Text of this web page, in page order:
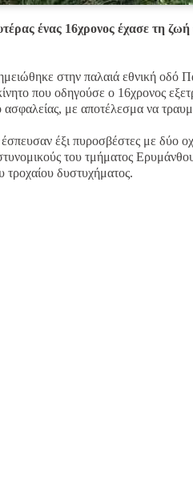
ένας 16χρονος έχασε τη
στην παλαιά εθνική οδό
που οδηγούσε ο 16χρονος
με αποτέλεσμα να
έξι πυροσβέστες με δύο
του τμήματος
δυστυχήματος.